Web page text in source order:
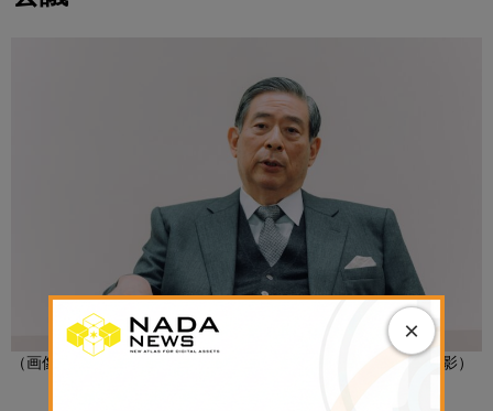
（画像：SBIホールディングスの北尾吉孝社長／2020年12月撮影）
×